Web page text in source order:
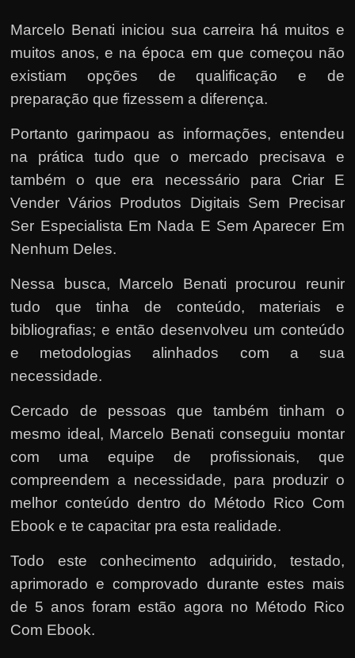
Marcelo Benati iniciou sua carreira há muitos e
muitos anos, e na época em que começou não
existiam opções de qualificação e de
preparação que fizessem a diferença.
Portanto garimpaou as informações, entendeu
na prática tudo que o mercado precisava e
também o que era necessário para Criar E
Vender Vários Produtos Digitais Sem Precisar
Ser Especialista Em Nada E Sem Aparecer Em
Nenhum Deles.
Nessa busca, Marcelo Benati procurou reunir
tudo que tinha de conteúdo, materiais e
bibliografias; e então desenvolveu um conteúdo
e metodologias alinhados com a sua
necessidade.
Cercado de pessoas que também tinham o
mesmo ideal, Marcelo Benati conseguiu montar
com uma equipe de profissionais, que
compreendem a necessidade, para produzir o
melhor conteúdo dentro do Método Rico Com
Ebook e te capacitar pra esta realidade.
Todo este conhecimento adquirido, testado,
aprimorado e comprovado durante estes mais
de 5 anos foram estão agora no Método Rico
Com Ebook.